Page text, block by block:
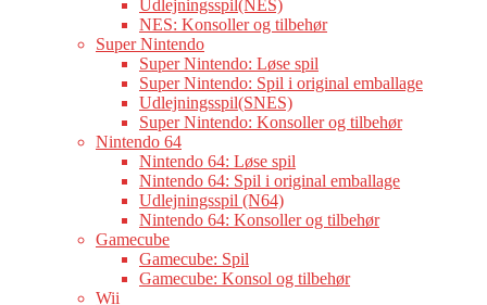
Udlejningsspil(NES)
NES: Konsoller og tilbehør
Super Nintendo
Super Nintendo: Løse spil
Super Nintendo: Spil i original emballage
Udlejningsspil(SNES)
Super Nintendo: Konsoller og tilbehør
Nintendo 64
Nintendo 64: Løse spil
Nintendo 64: Spil i original emballage
Udlejningsspil (N64)
Nintendo 64: Konsoller og tilbehør
Gamecube
Gamecube: Spil
Gamecube: Konsol og tilbehør
Wii